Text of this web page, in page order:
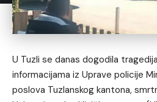
U Tuzli se danas dogodila
informacijama iz Uprave policije
poslova Tuzlanskog kantona,